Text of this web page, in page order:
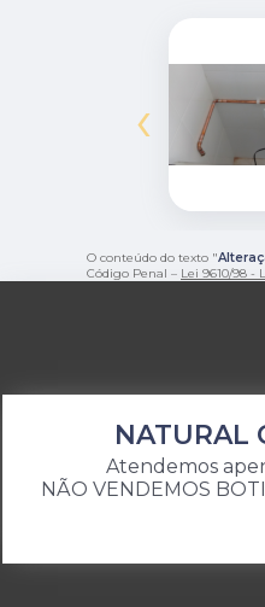
‹
O conteúdo do texto "
Código Penal – Lei 9610/98 -
NATURAL
Atendemos
NÃO VENDEMOS